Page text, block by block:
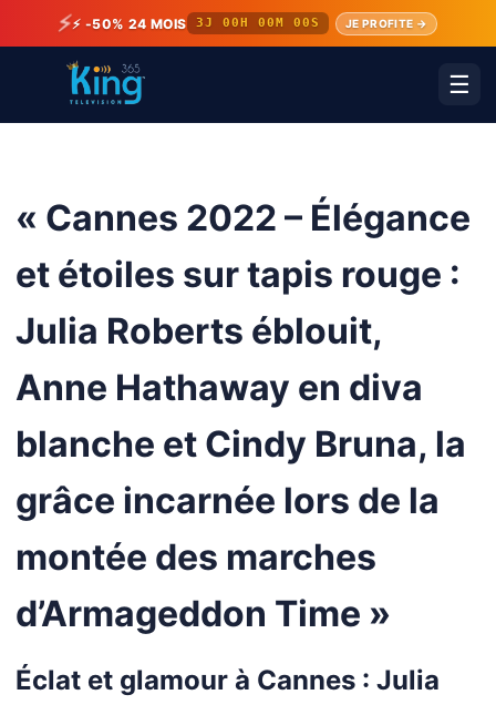
⚡⚡ -50% 24 MOIS 3J 00H 00M 00S JE PROFITE →
☰
« Cannes 2022 – Élégance
et étoiles sur tapis rouge :
Julia Roberts éblouit,
Anne Hathaway en diva
blanche et Cindy Bruna, la
grâce incarnée lors de la
montée des marches
d’Armageddon Time »
Éclat et glamour à Cannes : Julia